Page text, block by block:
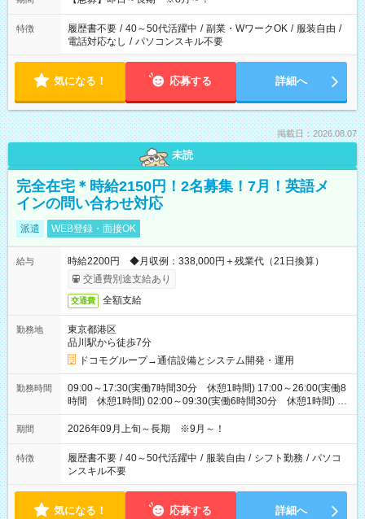
特徴 履歴書不要 / 40～50代活躍中 / 副業・WワークOK / 服装自由 /
電話対応なし / パソコンスキル不要
気になる！ 応募する 詳細へ
掲載日：2026.08.07
未読
完全在宅＊時給2150円！2名募集！7月！英語メ
インの問い合わせ対応
派遣 WEB登録・面接OK
給与
時給2200円 ◆月収例：338,000円＋残業代（21日換算）
交通費別途支給あり
交通費 全額支給
勤務地
東京都港区
品川駅から徒歩7分
ドコモグループ→通信設備とシステム開発・運用
勤務時間
09:00～17:30(実働7時間30分 休憩1時間) 17:00～26:00(実働8
時間 休憩1時間) 02:00～09:30(実働6時間30分 休憩1時間) ※
日勤は就業時間1/夜勤は就業時間2.3を連続で行って頂きます
期間 2026年09月上旬～長期 ※9月～！
特徴 履歴書不要 / 40～50代活躍中 / 服装自由 / シフト勤務 / パソコ
ンスキル不要
気になる！ 応募する 詳細へ